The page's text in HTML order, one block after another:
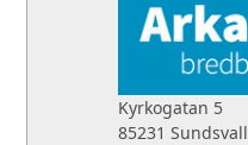
Kyrkogatan 5
85231 Sundsvall